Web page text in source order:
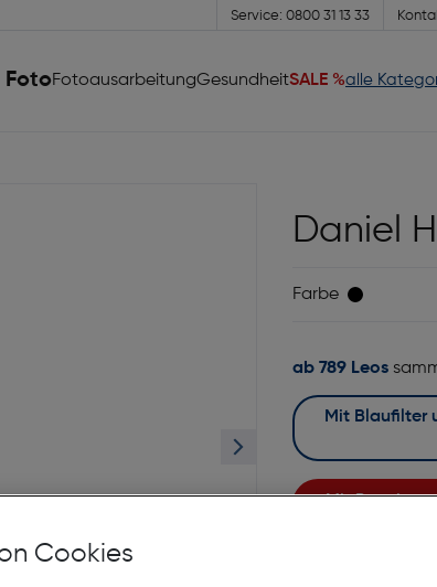
Service: 0800 31 13 33
FotoFotoausarbeitungGesundheitSALE %alle
Daniel
Farbe
ab 789 Leos
Mit Premiumgläsern und Superentspiegelung in Sehstärke
Cookies